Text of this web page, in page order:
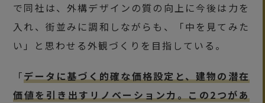
で同社は、外構デザインの質の向上に今後は力を
入れ、街並みに調和しながらも、「中を見てみた
い」と思わせる外観づくりを目指している。
「データに基づく的確な価格設定と、建物の潜在
価値を引き出すリノベーション力。この2つがあ